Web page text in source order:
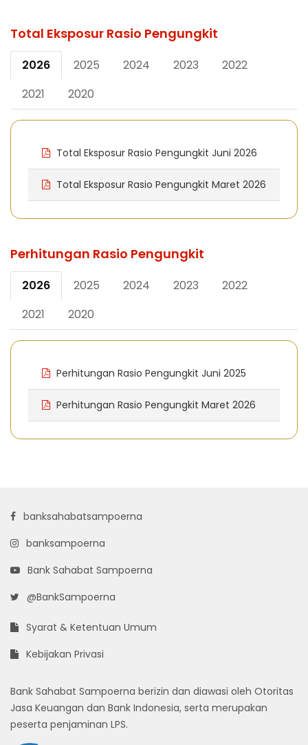
Total Eksposur Rasio Pengungkit
2026 2025 2024 2023
2022
2021
2020
Total Eksposur Rasio Pengungkit Juni 2026
Total Eksposur Rasio Pengungkit Maret 2026
Perhitungan Rasio Pengungkit
2026 2025 2024 2023
2022
2021
2020
Perhitungan Rasio Pengungkit Juni 2025
Perhitungan Rasio Pengungkit Maret 2026
banksahabatsampoerna
banksampoerna
Bank Sahabat Sampoerna
@BankSampoerna
Syarat & Ketentuan Umum
Kebijakan Privasi
Bank Sahabat Sampoerna berizin dan diawasi oleh Otoritas
Jasa Keuangan dan Bank Indonesia, serta merupakan
peserta penjaminan LPS.